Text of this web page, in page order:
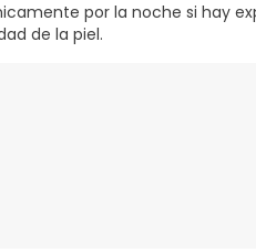
por la noche si hay
de la piel.
SILANE, HYDROGENATED
GLUCOSIDE, BENZYL